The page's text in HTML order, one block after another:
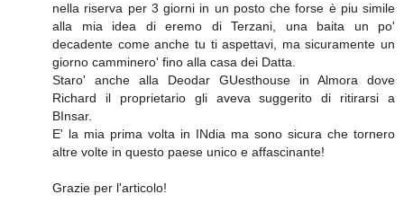
nella riserva per 3 giorni in un posto che forse è piu simile
alla mia idea di eremo di Terzani, una baita un po'
decadente come anche tu ti aspettavi, ma sicuramente un
giorno camminero' fino alla casa dei Datta.
Staro' anche alla Deodar GUesthouse in Almora dove
Richard il proprietario gli aveva suggerito di ritirarsi a
BInsar.
E' la mia prima volta in INdia ma sono sicura che tornero
altre volte in questo paese unico e affascinante!
Grazie per l'articolo!